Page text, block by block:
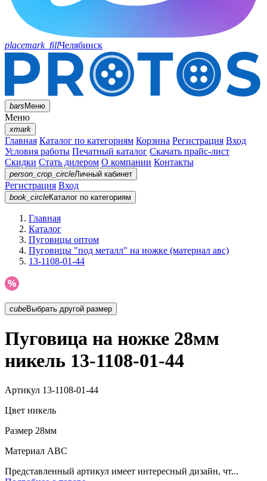
placemark_fillЧелябинск
barsМеню
Меню
xmark
Главная Каталог по категориям Корзина Регистрация Вход
Условия работы Печатный каталог Скачать прайс-лист
Скидки Стать дилером О компании Контакты
person_crop_circleЛичный кабинет
Регистрация Вход
book_circleКаталог по категориям
Главная
Каталог
Пуговицы оптом
Пуговицы "под металл" на ножке (материал авс)
13-1108-01-44
cubeВыбрать другой размер
Пуговица на ножке 28мм
никель 13-1108-01-44
Артикул 13-1108-01-44
Цвет никель
Размер 28мм
Материал АВС
Представленный артикул имеет интересный дизайн, чт...